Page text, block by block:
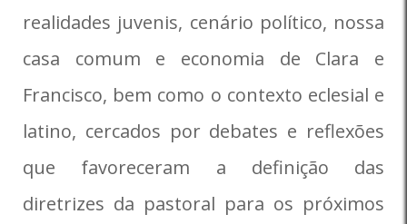
realidades juvenis, cenário político, nossa
casa comum e economia de Clara e
Francisco, bem como o contexto eclesial e
latino, cercados por debates e reflexões
que favoreceram a definição das
diretrizes da pastoral para os próximos